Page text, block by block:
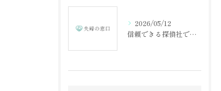
2026/05/12
信頼できる探偵社で不倫調査を始める第一歩